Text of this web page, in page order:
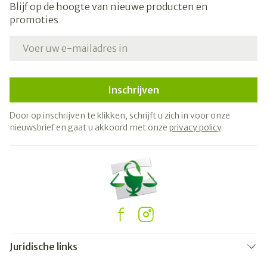
Blijf op de hoogte van nieuwe producten en
promoties
Inschrijven
Door op inschrijven te klikken, schrijft u zich in voor onze
nieuwsbrief en gaat u akkoord met onze privacy policy.
Juridische links